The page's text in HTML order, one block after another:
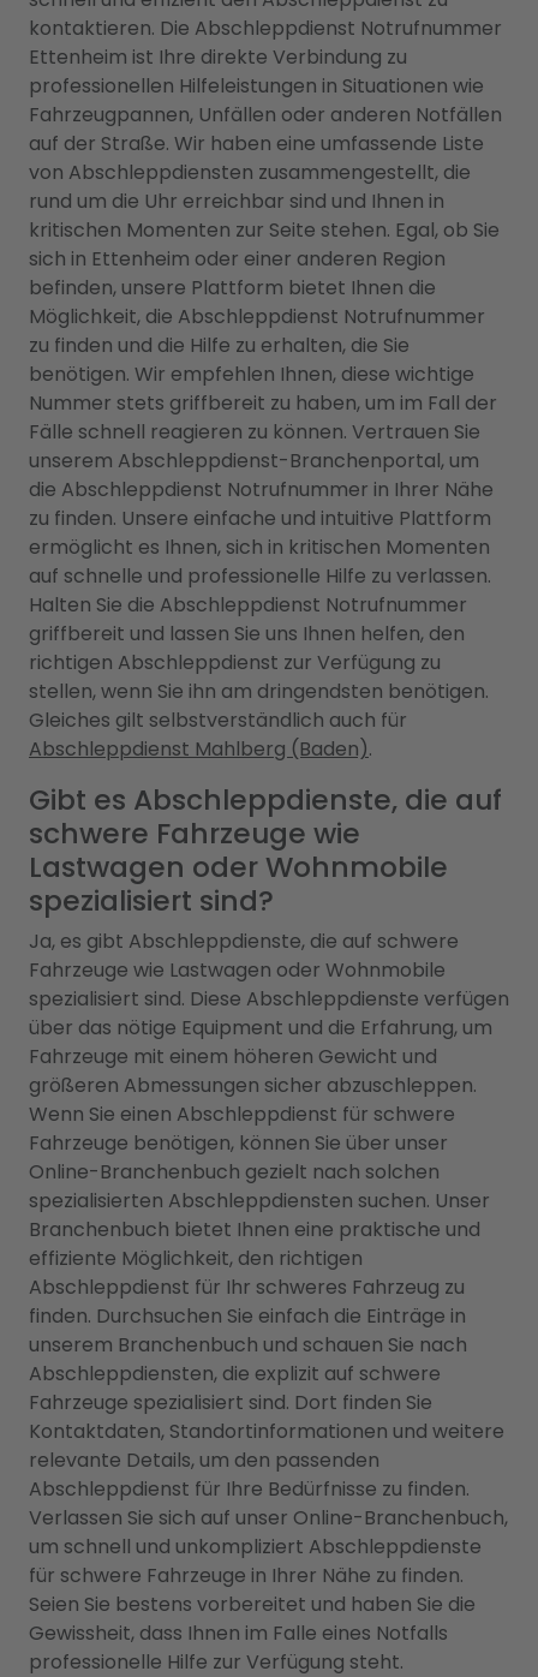
kontaktieren. Die Abschleppdienst Notrufnummer
Ettenheim ist Ihre direkte Verbindung zu
professionellen Hilfeleistungen in Situationen wie
Fahrzeugpannen, Unfällen oder anderen Notfällen
auf der Straße. Wir haben eine umfassende Liste
von Abschleppdiensten zusammengestellt, die
rund um die Uhr erreichbar sind und Ihnen in
kritischen Momenten zur Seite stehen. Egal, ob Sie
sich in Ettenheim oder einer anderen Region
befinden, unsere Plattform bietet Ihnen die
Möglichkeit, die Abschleppdienst Notrufnummer
zu finden und die Hilfe zu erhalten, die Sie
benötigen. Wir empfehlen Ihnen, diese wichtige
Nummer stets griffbereit zu haben, um im Fall der
Fälle schnell reagieren zu können. Vertrauen Sie
unserem Abschleppdienst-Branchenportal, um
die Abschleppdienst Notrufnummer in Ihrer Nähe
zu finden. Unsere einfache und intuitive Plattform
ermöglicht es Ihnen, sich in kritischen Momenten
auf schnelle und professionelle Hilfe zu verlassen.
Halten Sie die Abschleppdienst Notrufnummer
griffbereit und lassen Sie uns Ihnen helfen, den
richtigen Abschleppdienst zur Verfügung zu
stellen, wenn Sie ihn am dringendsten benötigen.
Gleiches gilt selbstverständlich auch für
Abschleppdienst Mahlberg (Baden).
Gibt es Abschleppdienste, die auf
schwere Fahrzeuge wie
Lastwagen oder Wohnmobile
spezialisiert sind?
Ja, es gibt Abschleppdienste, die auf schwere
Fahrzeuge wie Lastwagen oder Wohnmobile
spezialisiert sind. Diese Abschleppdienste verfügen
über das nötige Equipment und die Erfahrung, um
Fahrzeuge mit einem höheren Gewicht und
größeren Abmessungen sicher abzuschleppen.
Wenn Sie einen Abschleppdienst für schwere
Fahrzeuge benötigen, können Sie über unser
Online-Branchenbuch gezielt nach solchen
spezialisierten Abschleppdiensten suchen. Unser
Branchenbuch bietet Ihnen eine praktische und
effiziente Möglichkeit, den richtigen
Abschleppdienst für Ihr schweres Fahrzeug zu
finden. Durchsuchen Sie einfach die Einträge in
unserem Branchenbuch und schauen Sie nach
Abschleppdiensten, die explizit auf schwere
Fahrzeuge spezialisiert sind. Dort finden Sie
Kontaktdaten, Standortinformationen und weitere
relevante Details, um den passenden
Abschleppdienst für Ihre Bedürfnisse zu finden.
Verlassen Sie sich auf unser Online-Branchenbuch,
um schnell und unkompliziert Abschleppdienste
für schwere Fahrzeuge in Ihrer Nähe zu finden.
Seien Sie bestens vorbereitet und haben Sie die
Gewissheit, dass Ihnen im Falle eines Notfalls
professionelle Hilfe zur Verfügung steht.